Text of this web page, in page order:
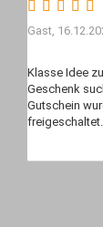
Gast,
Klasse Idee
Geschenk
Gutschein